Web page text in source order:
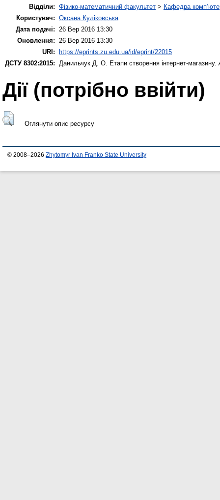
Відділи: Фізико-математичний факультет > Кафедра
Користувач: Оксана Куліковська
Дата подачі:
26 Вер 2016 13:30
Оновлення:
26 Вер 2016 13:30
URI: https://eprints.zu.edu.ua/id/eprint/22015
ДСТУ 8302:2015:
Данильчук Д. О. Етапи створення інтернет-магазину.
Дії ​​(потрібно ввійти)
Оглянути опис ресурсу
© 2008–2026 Zhytomyr Ivan Franko State University